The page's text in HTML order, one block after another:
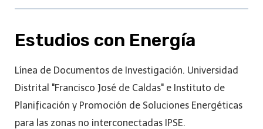
Estudios con Energía
Línea de Documentos de Investigación. Universidad
Distrital "Francisco José de Caldas" e Instituto de
Planificación y Promoción de Soluciones Energéticas
para las zonas no interconectadas IPSE.